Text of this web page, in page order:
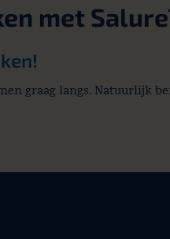
met
graag langs. Natuurlijk